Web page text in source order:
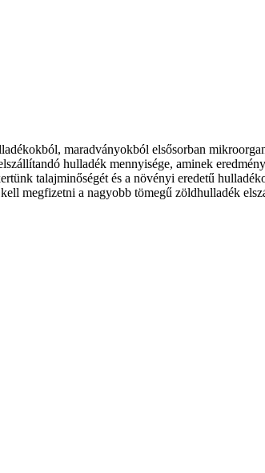
maradványokból elsősorban
hulladék mennyisége, aminek
talajminőségét és a növényi eredetű
megfizetni a nagyobb tömegű zöldhulladék